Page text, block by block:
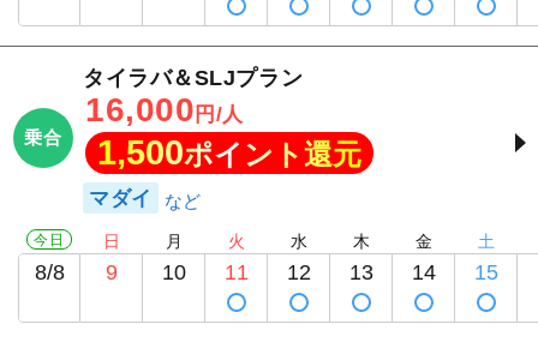
乗合
タイラバ＆SLJプラン
16,000 円/人
1,500ポイント還元
マダイ
今日
8/8
日
9
月
10
火
11
水
12
木
13
金
14
土
15